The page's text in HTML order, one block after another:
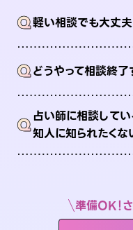
Q軽い相談でも大丈夫
Qどうやって相談終了
Q占い師に相談してい
知人に知られたくな
準備OK！